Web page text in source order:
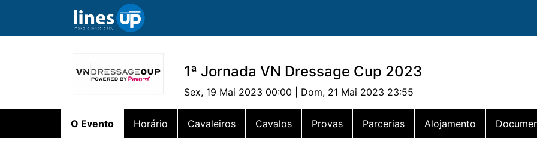
1ª Jornada VN Dressage Cup 2023
Sex, 19 Mai 2023 00:00 | Dom, 21 Mai 2023 23:55
O Evento Horário Cavaleiros Cavalos Provas Parcerias Alojamento